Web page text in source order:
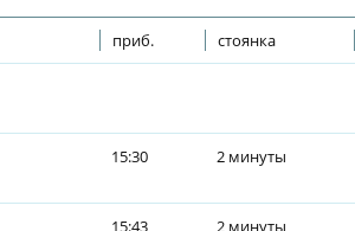
приб. стоянка
15:30 2 минуты
15:43 2 минуты